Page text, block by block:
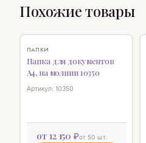
Похожие товары
ПАПКИ
Папка для документов
А4, на молнии 10350
Артикул: 10350
от 12 150 ₽от 50 шт.